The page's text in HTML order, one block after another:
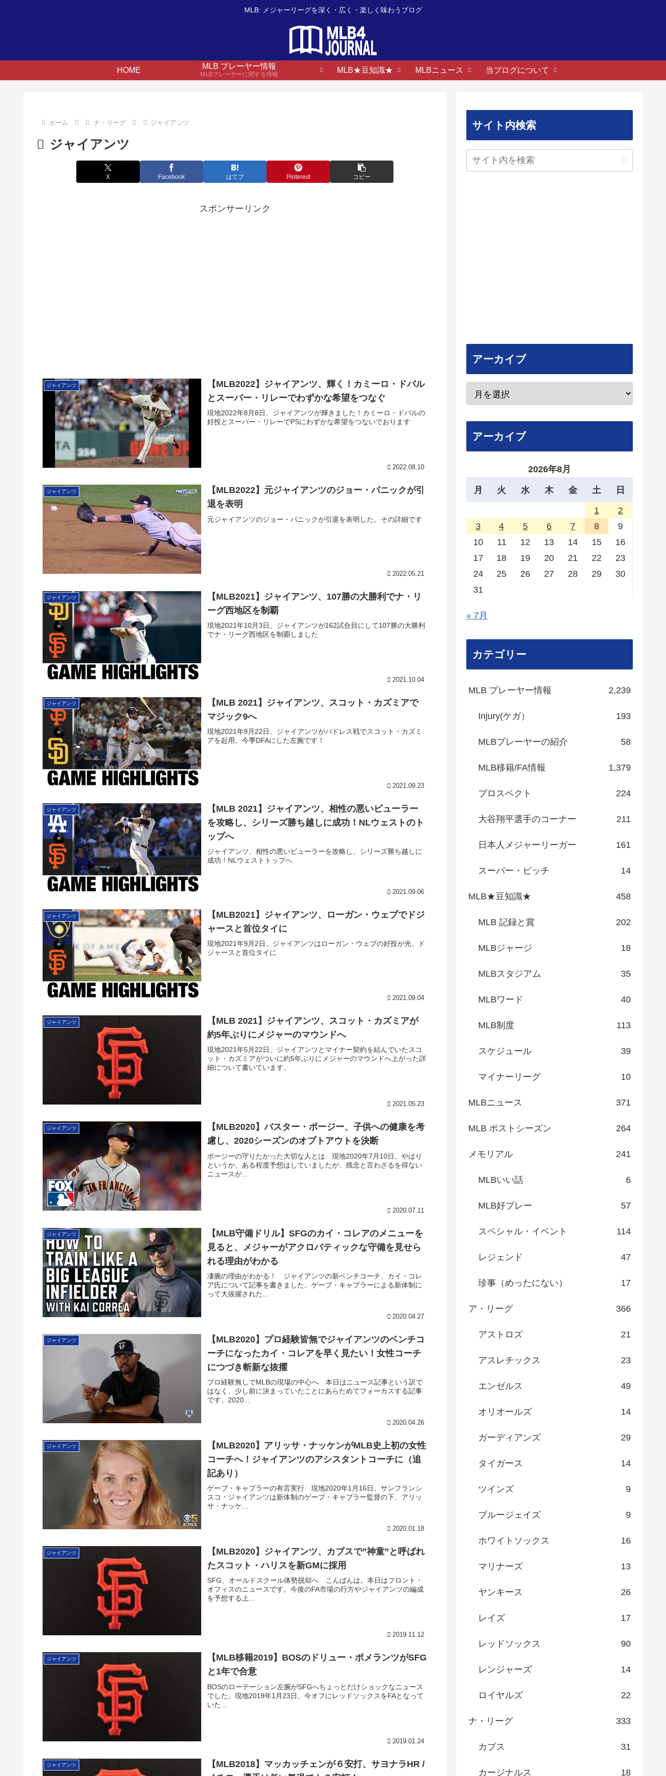
MLB: メジャーリーグを深く・広く・楽しく味わうブログ
HOME
MLB プレーヤー情報
MLBプレーヤーに関する情報
MLB★豆知識★ MLBニュース 当ブログについて
ホーム ナ・リーグ ジャイアンツ
ジャイアンツ
X Facebook はてブ Pinterest コピー
スポンサーリンク
ジャイアンツ
【MLB2022】ジャイアンツ、輝く！カミーロ・ドバル
とスーパー・リレーでわずかな希望をつなぐ
現地2022年8月8日、ジャイアンツが輝きました！カミーロ・ドバルの
好投とスーパー・リレーでPSにわずかな希望をつないでおります
2022.08.10
ジャイアンツ
【MLB2022】元ジャイアンツのジョー・パニックが引
退を表明
元ジャイアンツのジョー・パニックが引退を表明した。その詳細です
2022.05.21
ジャイアンツ
【MLB2021】ジャイアンツ、107勝の大勝利でナ・リ
ーグ西地区を制覇
現地2021年10月3日、ジャイアンツが162試合目にして107勝の大勝利
でナ・リーグ西地区を制覇しました
2021.10.04
ジャイアンツ
【MLB 2021】ジャイアンツ、スコット・カズミアで
マジック9へ
現地2021年9月22日、ジャイアンツがパドレス戦でスコット・カズミ
アを起用。今季DFAにした左腕です！
2021.09.23
ジャイアンツ
【MLB 2021】ジャイアンツ、相性の悪いビューラー
を攻略し、シリーズ勝ち越しに成功！NLウェストのト
ップへ
ジャイアンツ、相性の悪いビューラーを攻略し、シリーズ勝ち越しに
成功！NLウェストトップへ
2021.09.06
ジャイアンツ
【MLB2021】ジャイアンツ、ローガン・ウェブでドジ
ャースと首位タイに
現地2021年9月2日、ジャイアンツはローガン・ウェブの好投が光、ド
ジャースと首位タイに
2021.09.04
ジャイアンツ
【MLB 2021】ジャイアンツ、スコット・カズミアが
約5年ぶりにメジャーのマウンドへ
現地2021年5月22日、ジャイアンツとマイナー契約を結んでいたスコ
ット・カズミアがついに約5年ぶりにメジャーのマウンドへ上がった詳
細について書いています。
2021.05.23
ジャイアンツ
【MLB2020】バスター・ポージー、子供への健康を考
慮し、2020シーズンのオプトアウトを決断
ポージーの守りたかった大切な人とは 現地2020年7月10日、やはり
というか、ある程度予想はしていましたが、残念と言わざるを得ない
ニュースが...
2020.07.11
ジャイアンツ
【MLB守備ドリル】SFGのカイ・コレアのメニューを
見ると、メジャーがアクロバティックな守備を見せら
れる理由がわかる
凄腕の理由がわかる！ ジャイアンツの新ベンチコーチ、カイ・コレ
ア氏について記事を書きました。ゲーブ・キャプラーによる新体制に
って大抜擢された...
2020.04.27
ジャイアンツ
【MLB2020】プロ経験皆無でジャイアンツのベンチコ
ーチになったカイ・コレアを早く見たい！女性コーチ
につづき斬新な抜擢
プロ経験無しでMLBの現場の中心へ 本日はニュース記事という訳で
はなく、少し前に決まっていたことにあらためてフォーカスする記事
です。2020...
2020.04.26
ジャイアンツ
【MLB2020】アリッサ・ナッケンがMLB史上初の女性
コーチへ！ジャイアンツのアシスタントコーチに（追
記あり）
ゲーブ・キャプラーの有言実行 現地2020年1月16日、サンフランシ
スコ・ジャイアンツは新体制のゲーブ・キャプラー監督の下、アリッ
サ・ナッケ...
2020.01.18
ジャイアンツ
【MLB2020】ジャイアンツ、カブスで”神童”と呼ばれ
たスコット・ハリスを新GMに採用
SFG、オールドスクール体勢脱却へ こんばんは。本日はフロント・
オフィスのニュースです。今後のFA市場の行方やジャイアンツの編成
を予想する上...
2019.11.12
ジャイアンツ
【MLB移籍2019】BOSのドリュー・ポメランツがSFG
と1年で合意
BOSのローテーション左腕がSFGへちょっとだけショックなニュース
でした。現地2019年1月23日、今オフにレッドソックスをFAとなって
いた...
2019.01.24
ジャイアンツ
【MLB2018】マッカッチェンが６安打、サヨナラHR /
サイト内検索
アーカイブ
アーカイブ
2026年8月
月 火 水 木 金 土 日
1
2
3
4 5 6 7 8
9
10
11 12 13 14 15
16
17
18 19 20 21 22
23
24
25 26 27 28 29
30
31
« 7月
カテゴリー
MLB プレーヤー情報 2,239
Injury(ケガ） 193
MLBプレーヤーの紹介 58
MLB移籍/FA情報 1,379
プロスペクト 224
大谷翔平選手のコーナー 211
日本人メジャーリーガー 161
スーパー・ピッチ 14
MLB★豆知識★ 458
MLB 記録と賞 202
MLBジャージ 18
MLBスタジアム 35
MLBワード 40
MLB制度 113
スケジュール 39
マイナーリーグ 10
MLBニュース 371
MLB ポストシーズン 264
メモリアル 241
MLBいい話 6
MLB好プレー 57
スペシャル・イベント 114
レジェンド 47
珍事（めったにない） 17
ア・リーグ 366
アストロズ 21
アスレチックス 23
エンゼルス 49
オリオールズ 14
ガーディアンズ 29
タイガース 14
ツインズ 9
ブルージェイズ 9
ホワイトソックス 16
マリナーズ 13
ヤンキース 26
レイズ 17
レッドソックス 90
レンジャーズ 14
ロイヤルズ 22
ナ・リーグ 333
カブス 31
カージナルス 18